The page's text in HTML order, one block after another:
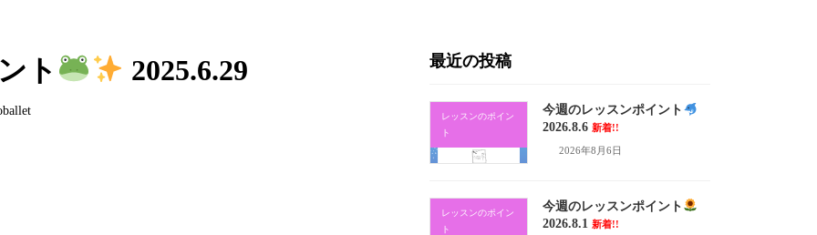
ト 2025.6.29 最近の投稿
レッスンのポイン
ト
今週のレッスンポイント
2026.8.6 新着!!
2026年8月6日
レッスンのポイン
ト
今週のレッスンポイント
2026.8.1 新着!!